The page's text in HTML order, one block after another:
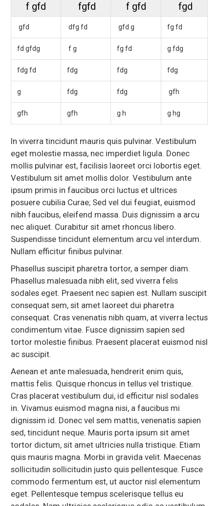
f gfd fgfd f gfd fgd
gfd dfg fd gfd g fg fd
fd gfdg f g fg fd g fdg
fdg fd fdg fdg fdg
g fdg fdg gfh
gfh gfh g h g hg
In viverra tincidunt mauris quis pulvinar. Vestibulum
eget molestie massa, nec imperdiet ligula. Donec
mollis pulvinar est, facilisis laoreet orci lobortis eget.
Vestibulum sit amet mollis dolor. Vestibulum ante
ipsum primis in faucibus orci luctus et ultrices
posuere cubilia Curae; Sed vel dui feugiat, euismod
nibh faucibus, eleifend massa. Duis dignissim a arcu
nec aliquet. Curabitur sit amet rhoncus libero.
Suspendisse tincidunt elementum arcu vel interdum.
Nullam efficitur finibus pulvinar.
Phasellus suscipit pharetra tortor, a semper diam.
Phasellus malesuada nibh elit, sed viverra felis
sodales eget. Praesent nec sapien est. Nullam suscipit
consequat sem, sit amet laoreet dui pharetra
consequat. Cras venenatis nibh quam, at viverra lectus
condimentum vitae. Fusce dignissim sapien sed
tortor molestie finibus. Praesent placerat euismod nisl
ac suscipit.
Aenean et ante malesuada, hendrerit enim quis,
mattis felis. Quisque rhoncus in tellus vel tristique.
Cras placerat vestibulum dui, id efficitur nisl sodales
in. Vivamus euismod magna nisi, a faucibus mi
dignissim id. Donec vel sem mattis, venenatis sapien
sed, tincidunt neque. Mauris porta ipsum sit amet
tortor dictum, sit amet ultricies nulla tristique. Etiam
quis mauris magna. Morbi in gravida velit. Maecenas
sollicitudin sollicitudin justo quis pellentesque. Fusce
commodo fermentum est, ut auctor nisl elementum
eget. Pellentesque tempus scelerisque tellus eu